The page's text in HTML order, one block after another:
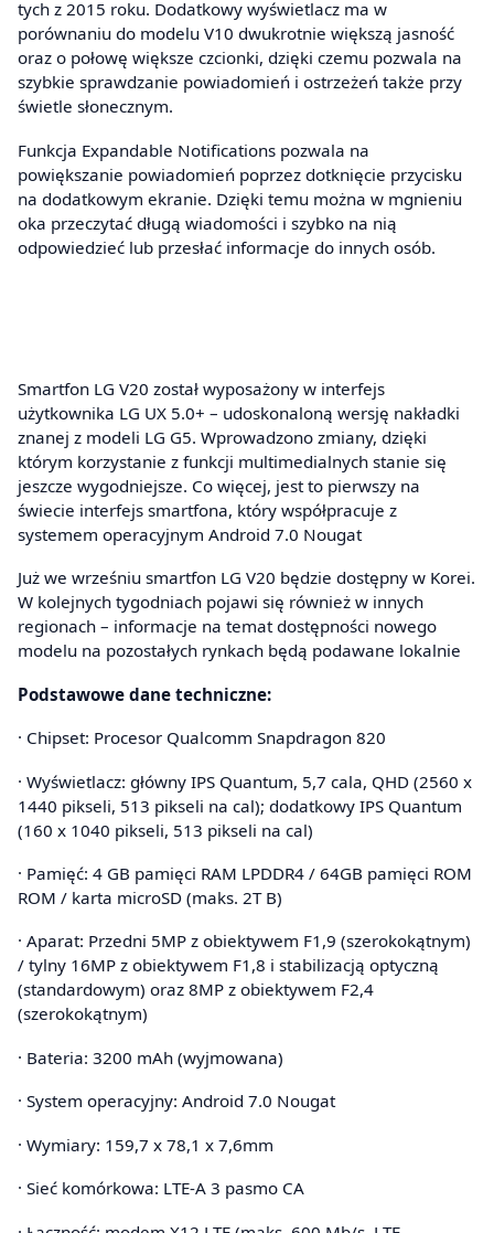
tych z 2015 roku. Dodatkowy wyświetlacz ma w
porównaniu do modelu V10 dwukrotnie większą jasność
oraz o połowę większe czcionki, dzięki czemu pozwala na
szybkie sprawdzanie powiadomień i ostrzeżeń także przy
świetle słonecznym.
Funkcja Expandable Notifications pozwala na
powiększanie powiadomień poprzez dotknięcie przycisku
na dodatkowym ekranie. Dzięki temu można w mgnieniu
oka przeczytać długą wiadomości i szybko na nią
odpowiedzieć lub przesłać informacje do innych osób.
Smartfon LG V20 został wyposażony w interfejs
użytkownika LG UX 5.0+ – udoskonaloną wersję nakładki
znanej z modeli LG G5. Wprowadzono zmiany, dzięki
którym korzystanie z funkcji multimedialnych stanie się
jeszcze wygodniejsze. Co więcej, jest to pierwszy na
świecie interfejs smartfona, który współpracuje z
systemem operacyjnym Android 7.0 Nougat
Już we wrześniu smartfon LG V20 będzie dostępny w Korei.
W kolejnych tygodniach pojawi się również w innych
regionach – informacje na temat dostępności nowego
modelu na pozostałych rynkach będą podawane lokalnie
Podstawowe dane techniczne:
· Chipset: Procesor Qualcomm Snapdragon 820
· Wyświetlacz: główny IPS Quantum, 5,7 cala, QHD (2560 x
1440 pikseli, 513 pikseli na cal); dodatkowy IPS Quantum
(160 x 1040 pikseli, 513 pikseli na cal)
· Pamięć: 4 GB pamięci RAM LPDDR4 / 64GB pamięci ROM
ROM / karta microSD (maks. 2T B)
· Aparat: Przedni 5MP z obiektywem F1,9 (szerokokątnym)
/ tylny 16MP z obiektywem F1,8 i stabilizacją optyczną
(standardowym) oraz 8MP z obiektywem F2,4
(szerokokątnym)
· Bateria: 3200 mAh (wyjmowana)
· System operacyjny: Android 7.0 Nougat
· Wymiary: 159,7 x 78,1 x 7,6mm
· Sieć komórkowa: LTE-A 3 pasmo CA